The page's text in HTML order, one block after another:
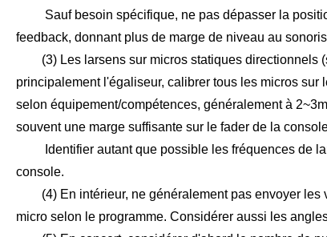
Sauf besoin spécifique, ne pas dépasser la
feedback, donnant plus de marge de niveau au
(3) Les larsens sur micros statiques directionnels
principalement l'égaliseur, calibrer tous les micros
selon équipement/compétences, généralement à
souvent une marge suffisante sur le fader de la
Identifier autant que possible les fréquences de
console.
(4) En intérieur, ne généralement pas envoyer les
micro selon le programme. Considérer aussi les